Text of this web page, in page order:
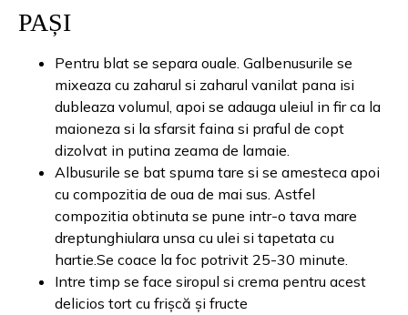
PAȘI
Pentru blat se separa ouale. Galbenusurile se
mixeaza cu zaharul si zaharul vanilat pana isi
dubleaza volumul, apoi se adauga uleiul in fir ca la
maioneza si la sfarsit faina si praful de copt
dizolvat in putina zeama de lamaie.
Albusurile se bat spuma tare si se amesteca apoi
cu compozitia de oua de mai sus. Astfel
compozitia obtinuta se pune intr-o tava mare
dreptunghiulara unsa cu ulei si tapetata cu
hartie.Se coace la foc potrivit 25-30 minute.
Intre timp se face siropul si crema pentru acest
delicios tort cu frișcă și fructe